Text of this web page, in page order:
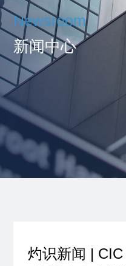
Newsroom
新闻中心
灼识新闻 |